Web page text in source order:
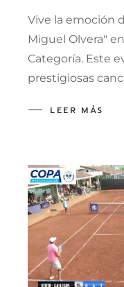
Vive la emoción
Miguel Olvera"
Categoría. Este
prestigiosas
LEER MÁS